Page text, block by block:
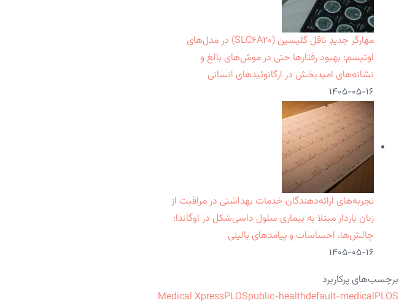
مهارگر جدیدِ ناقل گلیسین (SLC۶A۲۰) در مدل‌های
اوتیسم: بهبود رفتارها حتی در موش‌های بالغ و
نشانه‌های امیدبخش در ارگانوئیدهای انسانی
۱۴۰۵-۰۵-۱۶
تجربه‌های ارائه‌دهندگان خدمات بهداشتی در مراقبت از
زنان باردار مبتلا به بیماری سلول داسی‌شکل در اوگاندا:
چالش‌ها، احساسات و پیامدهای بالینی
۱۴۰۵-۰۵-۱۶
برچسب‌های پرکاربرد
Medical XpressPLOSpublic-healthdefault-medicalPLOS